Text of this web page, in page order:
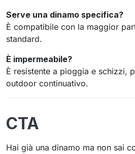
Serve una dinamo specifica?
È compatibile con la maggior
standard.
È impermeabile?
È resistente a pioggia e schizzi,
outdoor continuativo.
CTA
Hai già una dinamo ma non sai